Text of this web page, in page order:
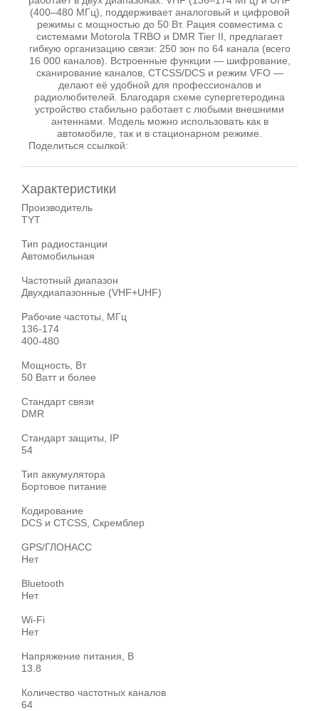
(400–480 МГц), поддерживает аналоговый и цифровой
режимы с мощностью до 50 Вт. Рация совместима с
системами Motorola TRBO и DMR Tier II, предлагает
гибкую организацию связи: 250 зон по 64 канала (всего
16 000 каналов). Встроенные функции — шифрование,
сканирование каналов, CTCSS/DCS и режим VFO —
делают её удобной для профессионалов и
радиолюбителей. Благодаря схеме супергетеродина
устройство стабильно работает с любыми внешними
антеннами. Модель можно использовать как в
автомобиле, так и в стационарном режиме.
Поделиться ссылкой:
Характеристики
Производитель
TYT
Тип радиостанции
Автомобильная
Частотный диапазон
Двухдиапазонные (VHF+UHF)
Рабочие частоты, МГц
136-174
400-480
Мощность, Вт
50 Ватт и более
Стандарт связи
DMR
Стандарт защиты, IP
54
Тип аккумулятора
Бортовое питание
Кодирование
DCS и CTCSS, Скремблер
GPS/ГЛОНАСС
Нет
Bluetooth
Нет
Wi-Fi
Нет
Напряжение питания, В
13.8
Количество частотных каналов
64